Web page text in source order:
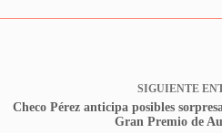
SIGUIENTE
Checo Pérez anticipa posibles
Gran Premio de